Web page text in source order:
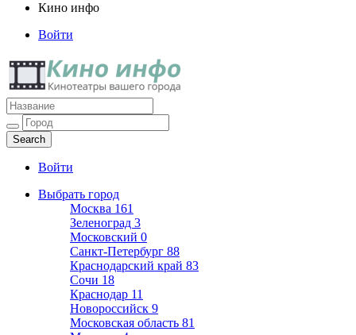
Кино инфо
Войти
Кино инфо
Кинотеатры вашего города
Войти
Выбрать город
Москва 161
Зеленоград 3
Московский 0
Санкт-Петербург 88
Краснодарский край 83
Сочи 18
Краснодар 11
Новороссийск 9
Московская область 81